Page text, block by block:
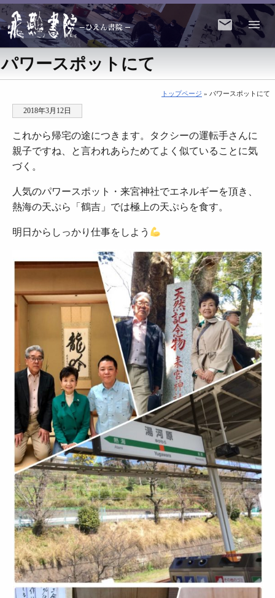
パワースポットにて
トップページ » パワースポットにて
2018年3月12日
これから帰宅の途につきます。タクシーの運転手さんに
親子ですね、と言われあらためてよく似ていることに気
づく。
人気のパワースポット・来宮神社でエネルギーを頂き、
熱海の天ぷら「鶴吉」では極上の天ぷらを食す。
明日からしっかり仕事をしよう